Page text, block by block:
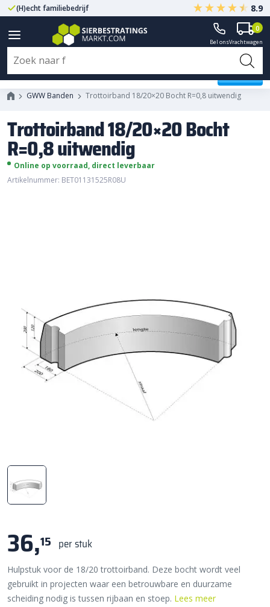
(H)echt familiebedrijf Gegarandeerd A-kwaliteit
8.9
Bel onsVrachtwagen
0
GWW Banden Trottoirband 18/20×20 Bocht R=0,8 uitwendig
Trottoirband 18/20×20 Bocht
R=0,8 uitwendig
Online op voorraad, direct leverbaar
Artikelnummer: BET01131525R08U
36,15 per stuk
Hulpstuk voor de 18/20 trottoirband. Deze bocht wordt veel
gebruikt in projecten waar een betrouwbare en duurzame
scheiding nodig is tussen rijbaan en stoep. Lees meer
Trottoirband 18/20x20 Bocht
R=0,8 uitwendig